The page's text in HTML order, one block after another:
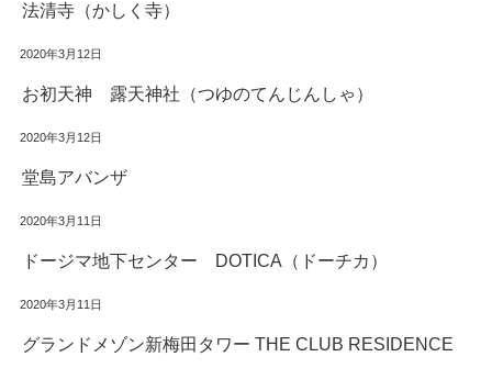
法清寺（かしく寺）
2020年3月12日
お初天神 露天神社（つゆのてんじんしゃ）
2020年3月12日
堂島アバンザ
2020年3月11日
ドージマ地下センター DOTICA（ドーチカ）
2020年3月11日
グランドメゾン新梅田タワー THE CLUB RESIDENCE